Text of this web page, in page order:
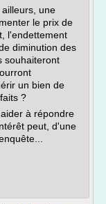
une
le prix de
l'endettement
diminution des
souhaiteront
un bien de
?
à répondre
peut, d'une